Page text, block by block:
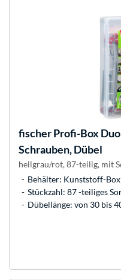
fischerProfi-Box
Schrauben, Dübel
hellgrau/rot, 87-teilig, mit
Behälter: Kunststoff-Box
Stückzahl: 87 -teiliges
Dübellänge: von 30 bis